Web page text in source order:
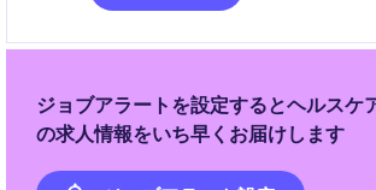
ジョブアラートを設定するとヘルスケ
の求人情報をいち早くお届けします